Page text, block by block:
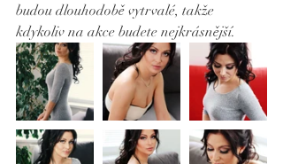
budou dlouhodobě vytrvalé, takže
kdykoliv na akce budete nejkrásnější.